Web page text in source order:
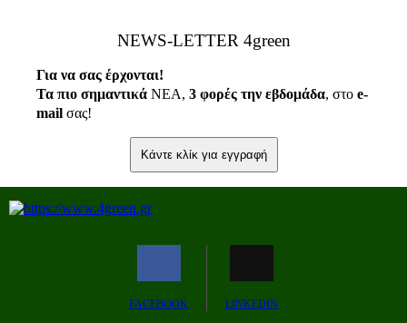
ΝEWS-LETTER 4green
Για να σας έρχονται!
Τα πιο σημαντικά ΝΕΑ, 3 φορές την εβδομάδα, στο e-
mail σας!
Κάντε κλίκ για εγγραφή
FACEBOOK LINKEDIN